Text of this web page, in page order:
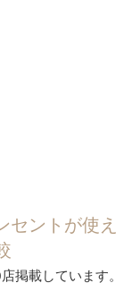
セントが使え
掲載しています。